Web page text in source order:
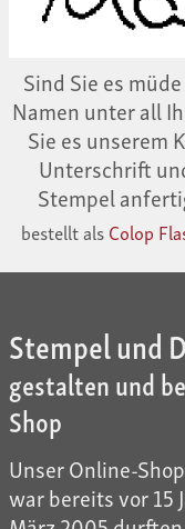
Sind Sie es
Namen unter all
Sie es unserem
Unterschrift
Stempel
bestellt alsColop
Stempel und
gestalten und
Shop
Unser Online-
war bereits vor 15